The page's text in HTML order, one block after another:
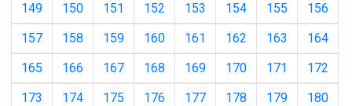
149
150 151 152 153 154 155
156
157
158 159 160 161 162 163
164
165
166 167 168 169 170 171
172
173
174 175 176 177 178 179
180